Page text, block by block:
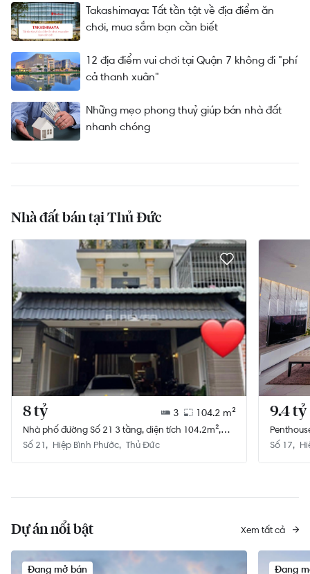
Takashimaya: Tất tần tật về địa điểm ăn
chơi, mua sắm bạn cần biết
12 địa điểm vui chơi tại Quận 7 không đi "phí
cả thanh xuân"
Những mẹo phong thuỷ giúp bán nhà đất
nhanh chóng
Nhà đất bán tại Thủ Đức
8 tỷ 3 104.2 m²
Nhà phố đường Số 21 3 tầng, diện tích 104.2m²,
hướng Tây Bắc, pháp lý Sổ đỏ
Số 21 Hiệp Bình Phước Thủ Đức
9.4 tỷ
tuyệt đẹp.
Số 17
Dự án nổi bật Xem tất cả
Đang mở bán Đang